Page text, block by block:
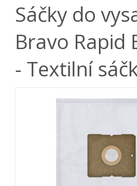
Sáčky do
Bravo Rapid
- Textilní